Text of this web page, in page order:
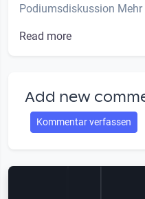
Podiumsdiskussion
Read more
Add new
Kommentar verfassen